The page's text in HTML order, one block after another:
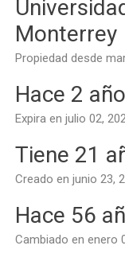
Monterrey
Propiedad desde
Hace 2
Expira en julio 02,
Tiene 21
Creado en junio 23,
Hace 56
Cambiado en enero